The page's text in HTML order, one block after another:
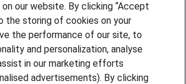
og logistikk
our website. By clicking “Accept
the storing of cookies on your
the performance of our site, to
and personalization, analyse
in our marketing efforts
advertisements). By clicking